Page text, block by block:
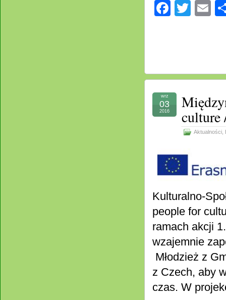
culture
Aktualności
wrz
03
2016
Kulturalno-
people for
ramach akcji
wzajemnie
Młodzież z
z Czech, aby
czas. W